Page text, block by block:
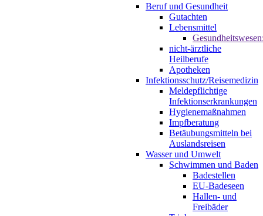
Beruf und Gesundheit
Gutachten
Lebensmittel
nicht-ärztliche
Heilberufe
Apotheken
Infektionsschutz/Reisemedizin
Meldepflichtige
Infektionserkrankungen
Hygienemaßnahmen
Impfberatung
Betäubungsmitteln bei
Auslandsreisen
Wasser und Umwelt
Schwimmen und Baden
Badestellen
EU-Badeseen
Hallen- und
Freibäder